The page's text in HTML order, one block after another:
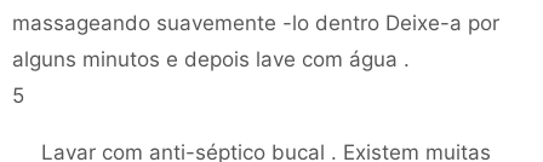
massageando suavemente -lo dentro Deixe-a por
alguns minutos e depois lave com água .
5
Lavar com anti-séptico bucal . Existem muitas